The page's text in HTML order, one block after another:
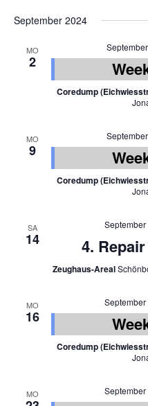
September 2024
MO
2
Coredump
MO
9
Coredump
SA
14 4.
Zeughaus-Areal
MO
16
Coredump
MO